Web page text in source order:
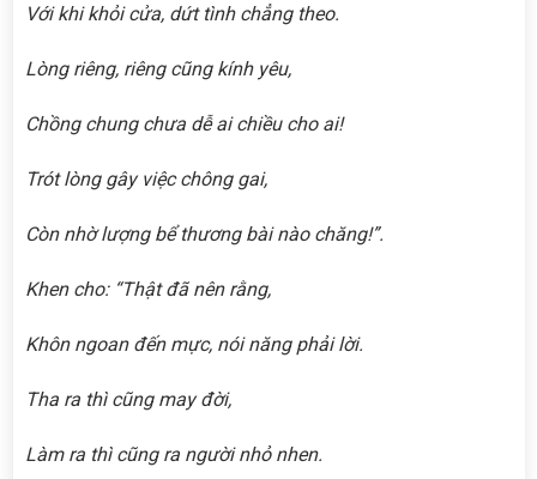
Với khi khỏi cửa, dứt tình chẳng theo.
Lòng riêng, riêng cũng kính yêu,
Chồng chung chưa dễ ai chiều cho ai!
Trót lòng gây việc chông gai,
Còn nhờ lượng bể thương bài nào chăng!”.
Khen cho: “Thật đã nên rằng,
Khôn ngoan đến mực, nói năng phải lời.
Tha ra thì cũng may đời,
Làm ra thì cũng ra người nhỏ nhen.